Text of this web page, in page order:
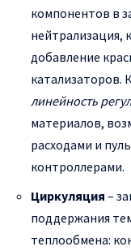
компонентов в
нейтрализация,
добавление
катализаторов.
линейность
материалов,
расходами и
контроллерами.
Циркуляция –
поддержания
теплообмена: